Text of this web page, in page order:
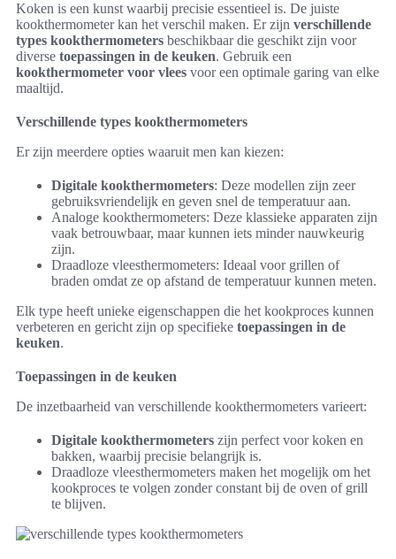
Koken is een kunst waarbij precisie essentieel is. De juiste
kookthermometer kan het verschil maken. Er zijn verschillende
types kookthermometers beschikbaar die geschikt zijn voor
diverse toepassingen in de keuken. Gebruik een
kookthermometer voor vlees voor een optimale garing van elke
maaltijd.
Verschillende types kookthermometers
Er zijn meerdere opties waaruit men kan kiezen:
Digitale kookthermometers: Deze modellen zijn zeer
gebruiksvriendelijk en geven snel de temperatuur aan.
Analoge kookthermometers: Deze klassieke apparaten zijn
vaak betrouwbaar, maar kunnen iets minder nauwkeurig
zijn.
Draadloze vleesthermometers: Ideaal voor grillen of
braden omdat ze op afstand de temperatuur kunnen meten.
Elk type heeft unieke eigenschappen die het kookproces kunnen
verbeteren en gericht zijn op specifieke toepassingen in de
keuken.
Toepassingen in de keuken
De inzetbaarheid van verschillende kookthermometers varieert:
Digitale kookthermometers zijn perfect voor koken en
bakken, waarbij precisie belangrijk is.
Draadloze vleesthermometers maken het mogelijk om het
kookproces te volgen zonder constant bij de oven of grill
te blijven.